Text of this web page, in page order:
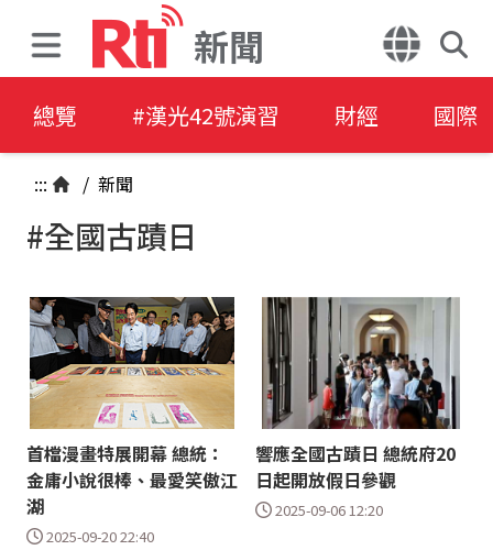
新聞
總覽 #漢光42號演習 財經 國際
::: / 新聞
#全國古蹟日
首檔漫畫特展開幕 總統：
金庸小說很棒、最愛笑傲江
湖
2025-09-20 22:40
響應全國古蹟日 總統府20
日起開放假日參觀
2025-09-06 12:20